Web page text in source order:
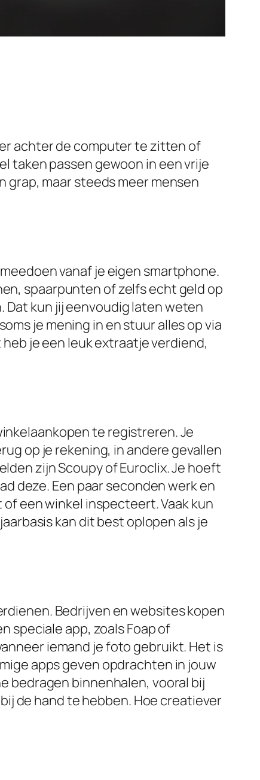
achter de computer te zitten of
taken passen gewoon in een vrije
grap, maar steeds meer mensen
vanaf je eigen smartphone.
spaarpunten of zelfs echt geld op
kun jij eenvoudig laten weten
je mening in en stuur alles op via
je een leuk extraatje verdiend,
te registreren. Je
op je rekening, in andere gevallen
zijn Scoupy of Euroclix. Je hoeft
deze. Een paar seconden werk en
een winkel inspecteert. Vaak kun
kan dit best oplopen als je
Bedrijven en websites kopen
speciale app, zoals Foap of
iemand je foto gebruikt. Het is
apps geven opdrachten in jouw
bedragen binnenhalen, vooral bij
de hand te hebben. Hoe creatiever